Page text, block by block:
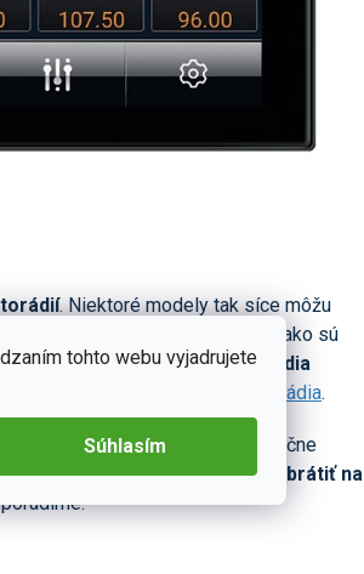
tohto webu vyjadrujete
Súhlasím
. Niektoré modely tak síce môžu
pri vyššej triede autorádií, ako sú
citlivejšie tunery, ktoré vedia
už pri výbere nového autorádia.
že FM tuner nie je dostatočne
ďalších otázok sa môžete
obrátiť na